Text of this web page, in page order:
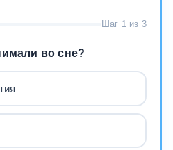
Шаг 1 из 3
во сне?